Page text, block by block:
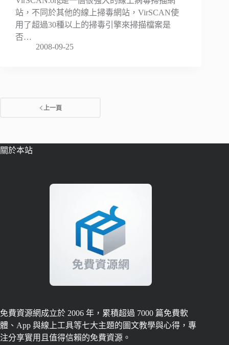
站，不同於其他的線上掃毒網站，VirSCAN使
用了超過30種以上的掃毒引擎來掃描檔案是
否…
2008-09-25
上一頁
關於本站
免費資源網成立於 2006 年，累積超過 7000 篇免費軟
體、App 與線上工具等七大主題的圖文教學與心得，專
注分享實用且值得信賴的免費資源。